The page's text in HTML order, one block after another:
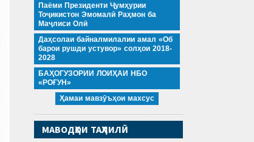
Паёми Президенти Ҷумҳурии
Тоҷикистон Эмомалӣ Раҳмон ба
Маҷлиси Олӣ
Даҳсолаи байналмилалии амал «Об
барои рушди устувор» солҳои 2018-
2028
БАҲОГУЗОРИИ ЛОИҲАИ НБО
«РОҒУН»
Ҳамаи мавзӯъҳои махсус
МАВОДҲОИ ТАҲЛИЛӢ